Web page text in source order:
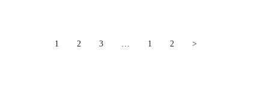
1 2 3 … 12 >